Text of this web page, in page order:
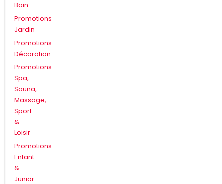
Bain
Promotions
Jardin
Promotions
Décoration
Promotions
Spa,
Sauna,
Massage,
Sport
&
Loisir
Promotions
Enfant
&
Junior